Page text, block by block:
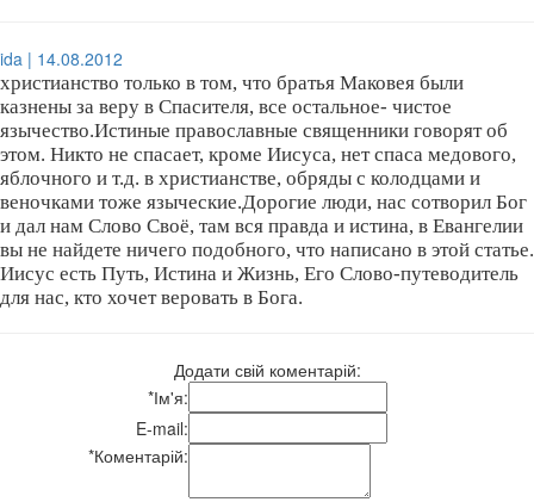
ida | 14.08.2012
христианство только в том, что братья Маковея были
казнены за веру в Спасителя, все остальное- чистое
язычество.Истиные православные священники говорят об
этом. Никто не спасает, кроме Иисуса, нет спаса медового,
яблочного и т.д. в христианстве, обряды с колодцами и
веночками тоже языческие.Дорогие люди, нас сотворил Бог
и дал нам Слово Своё, там вся правда и истина, в Евангелии
вы не найдете ничего подобного, что написано в этой статье.
Иисус есть Путь, Истина и Жизнь, Его Слово-путеводитель
для нас, кто хочет веровать в Бога.
Додати свій коментарій:
*Ім'я:
E-mail:
*Коментарій: